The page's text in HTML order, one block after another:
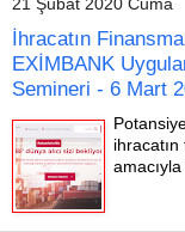
21 Şubat 2020 Cuma
İhracatın
EXİMBANK
Semineri - 6 Mart